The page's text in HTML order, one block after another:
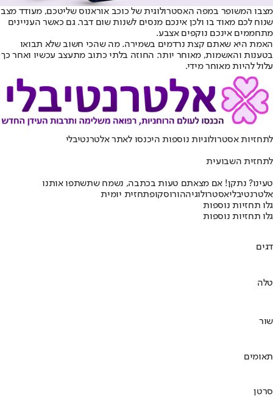
מצבו המשופר במפה האסטרולוגית של כוכב אוראנוס שליטכם, מעודד מצב
שנוח לכם מאוד בו ולכן אינכם מנסים לשנות שום דבר. גם כאשר העניינים
מתחממים אינכם נוקפים אצבע.
האמת היא שאתם קצת נרדמים בשמירה. מה שהכי חשוב שלא תבואו
בטענות והאשמות, מאוחר יותר. החוזה בלתי כתוב מתעצב עכשיו ואחר כך
עלול להיות מאוחר מידי.
לתחזיות אסטרולוגיות נוספות היכנסו לאתר אלטרנטיבלי
לתחזית השבועית
טעינו? נתקן! אם מצאתם טעות בכתבה, נשמח שתשתפו אותנו
אלטרנטיבליאסטרולוגיההורוסקופתחזית יומית
גלו תחזיות נוספות
גלו תחזיות נוספות
דגים
טלה
שור
תאומים
סרטן